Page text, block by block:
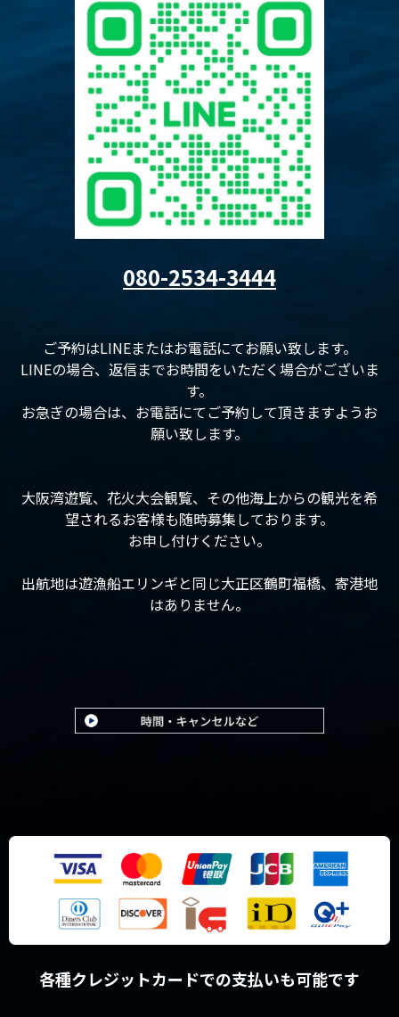
080-2534-3444
ご予約はLINEまたはお電話にてお願い致します。
LINEの場合、返信までお時間をいただく場合がございま
す。
お急ぎの場合は、お電話にてご予約して頂きますようお
願い致します。
大阪湾遊覧、花火大会観覧、その他海上からの観光を希
望されるお客様も随時募集しております。
お申し付けください。
出航地は遊漁船エリンギと同じ大正区鶴町福橋、寄港地
はありません。
各種クレジットカードでの支払いも可能です